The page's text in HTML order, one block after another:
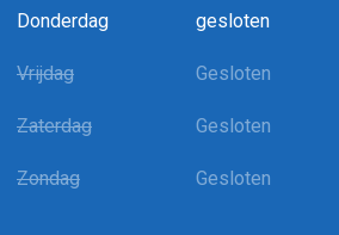
Donderdag gesloten
Vrijdag Gesloten
Zaterdag Gesloten
Zondag Gesloten